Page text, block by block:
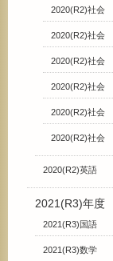
2020(R2)社会
2020(R2)社会
2020(R2)社会
2020(R2)社会
2020(R2)社会
2020(R2)社会
2020(R2)英語
2021(R3)年度
2021(R3)国語
2021(R3)数学